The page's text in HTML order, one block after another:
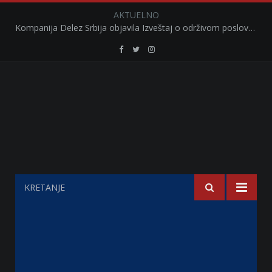
AKTUELNO
Kompanija Delez Srbija objavila Izveštaj o održivom poslovanju za 2025. godinu Briga o zajednici kroz program „Hrana za sve“ i edukaciju učenika
RetailRetailRetail
KRETANJE